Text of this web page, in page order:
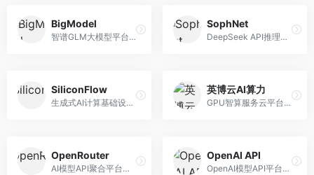
BigModel
智谱GLM大模型平台，提供API调用与模型服务。面向开发者和企业用户，提供GLM系列模型API、微调服务、应用开发工具等，开源生态完善。
SophNet
DeepSeek API推理平台，专注于DeepSeek模型服务。面向开发者，提供DeepSeek模型API、高性能推理、低成本服务，推理效率高。
SiliconFlow
生成式AI计算基础设施平台，专注于模型推理服务。面向开发者和企业，提供多模型API、高性能推理、成本优化等服务，推理性价比高。
英博云AI算力
GPU智算服务云平台，专注于AI算力租赁。面向AI研究者和企业，提供GPU租赁、模型训练、推理服务等，算力资源丰富。
OpenRouter
AI模型API聚合平台，整合多种主流大模型。面向开发者，提供统一API接口、模型对比、成本优化等服务，模型选择灵活。
OpenAI API
OpenAI模型API平台，提供GPT系列模型服务。面向开发者，提供模型API、微调服务、Assistants API等，是AI开发领域的基础设施。